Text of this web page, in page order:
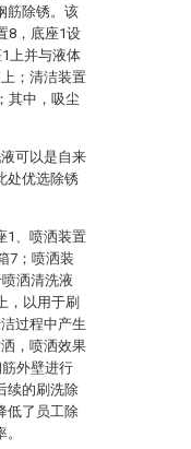
筋除锈。该
8，底座1设
上并与液体
；清洁装置
其中，吸尘
可以是自来
处优选除锈
1、喷洒装置
7；喷洒装
洒清洗液
，以用于刷
过程中产生
，喷洒效果
外壁进行
续的刷洗除
低了员工除